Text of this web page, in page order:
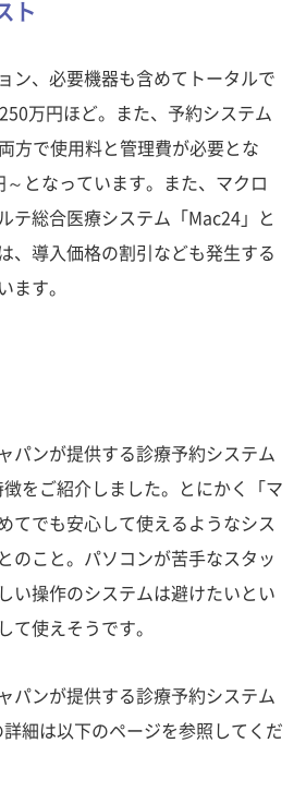
ト
ン、必要機器も含めてトータルで
万円ほど。また、予約システム
方で使用料と管理費が必要とな
～となっています。また、マクロ
テ総合医療システム「Mac24」と
、導入価格の割引なども発生する
ます。
パンが提供する診療予約システム
徴をご紹介しました。とにかく「マ
てでも安心して使えるようなシス
のこと。パソコンが苦手なスタッ
い操作のシステムは避けたいとい
て使えそうです。
パンが提供する診療予約システム
詳細は以下のページを参照してくだ